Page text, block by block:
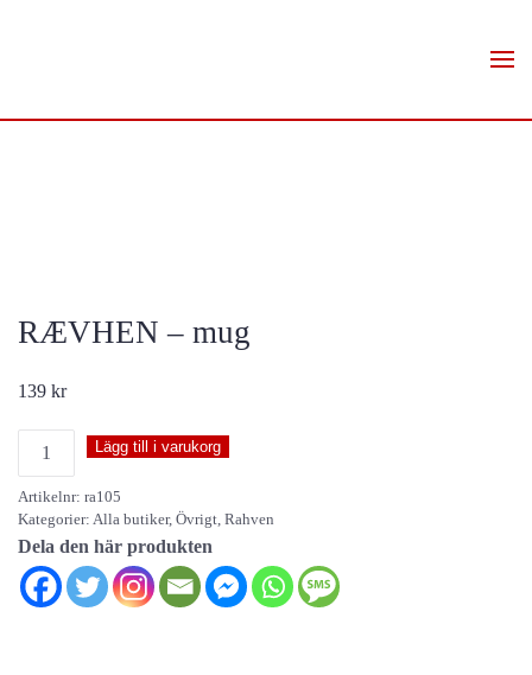
RÆVHEN – mug
139 kr
RÆVHEN
-
mug
mängd
Lägg till i varukorg
Artikelnr: ra105
Kategorier: Alla butiker, Övrigt, Rahven
Dela den här produkten